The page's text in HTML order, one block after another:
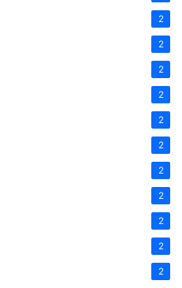
2
2
2
2
2
2
2
2
2
2
2